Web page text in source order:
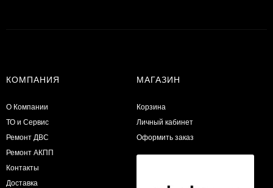
КОМПАНИЯ
О Компании
ТО и Сервис
​Ремонт ДВС
Ремонт АКПП
Контакты
Доставка
МАГАЗИН
Корзина
Личный кабинет
Оформить заказ